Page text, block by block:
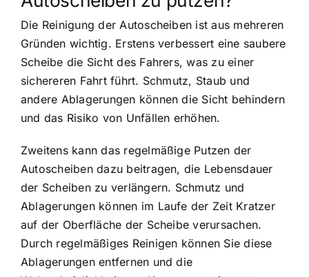
Die Reinigung der Autoscheiben ist aus mehreren
Gründen wichtig. Erstens verbessert eine saubere
Scheibe die Sicht des Fahrers, was zu einer
sichereren Fahrt führt. Schmutz, Staub und
andere Ablagerungen können die Sicht behindern
und das Risiko von Unfällen erhöhen.
Zweitens kann das regelmäßige Putzen der
Autoscheiben dazu beitragen, die Lebensdauer
der Scheiben zu verlängern. Schmutz und
Ablagerungen können im Laufe der Zeit Kratzer
auf der Oberfläche der Scheibe verursachen.
Durch regelmäßiges Reinigen können Sie diese
Ablagerungen entfernen und die